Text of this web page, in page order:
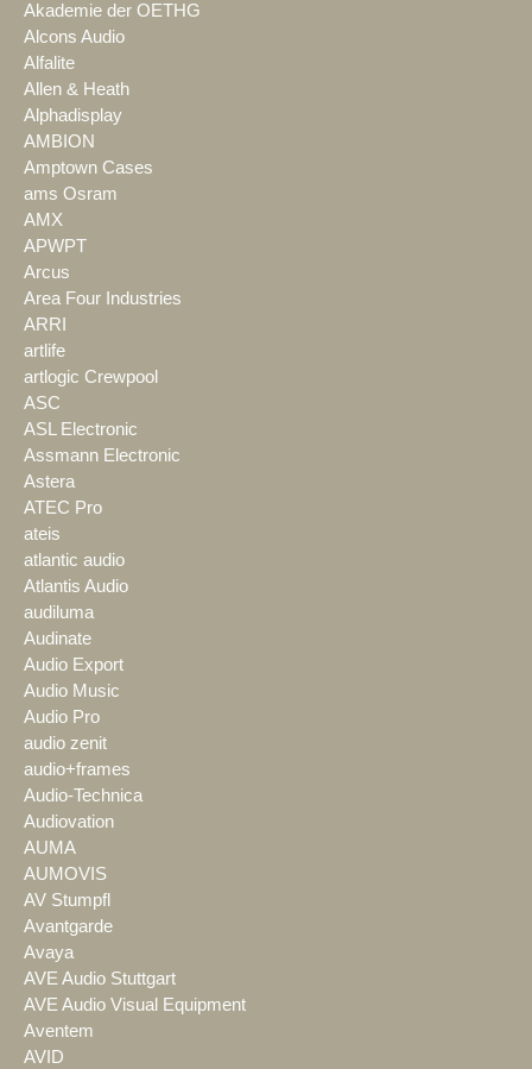
Akademie der OETHG
Alcons Audio
Alfalite
Allen & Heath
Alphadisplay
AMBION
Amptown Cases
ams Osram
AMX
APWPT
Arcus
Area Four Industries
ARRI
artlife
artlogic Crewpool
ASC
ASL Electronic
Assmann Electronic
Astera
ATEC Pro
ateis
atlantic audio
Atlantis Audio
audiluma
Audinate
Audio Export
Audio Music
Audio Pro
audio zenit
audio+frames
Audio-Technica
Audiovation
AUMA
AUMOVIS
AV Stumpfl
Avantgarde
Avaya
AVE Audio Stuttgart
AVE Audio Visual Equipment
Aventem
AVID